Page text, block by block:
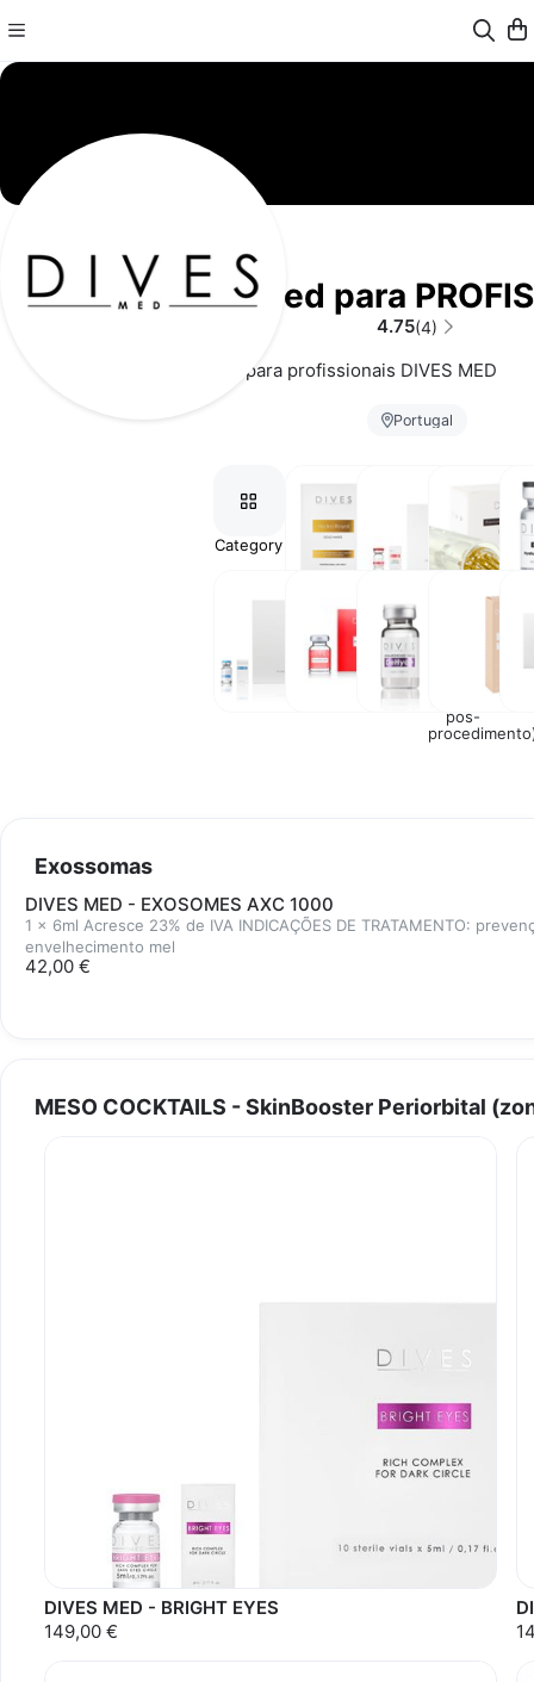
DivesMed para
4.75(4)
Site exclusivo para profissionais DIVES MED
Portugal
Category
Máscaras
Faciais
Tratamento
Capilar
DERMAPEN
Exossomas Outros
Profissionais
(cremes
pós-
Exossomas
DIVES MED - EXOSOMES AXC 1000
1 x 6ml Acresce 23% de IVA INDICAÇÕES DE TRATAMENTO:
envelhecimento mel
42,00 €
MESO COCKTAILS - SkinBooster Periorbital
DIVES MED - BRIGHT EYES
149,00 €